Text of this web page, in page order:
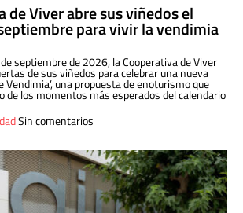
de Viver abre sus viñedos el
para vivir la vendimia
septiembre de 2026, la Cooperativa de Viver
de sus viñedos para celebrar una nueva
Vendimia’, una propuesta de enoturismo que
de los momentos más esperados del calendario
Sin comentarios